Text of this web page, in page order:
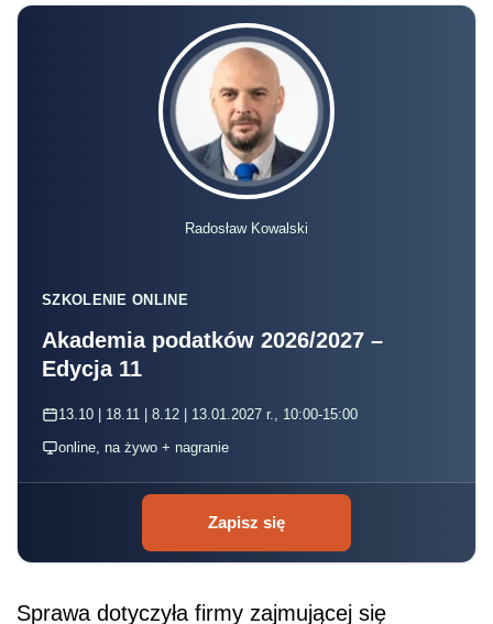
Radosław Kowalski
SZKOLENIE ONLINE
Akademia podatków 2026/2027 –
Edycja 11
13.10 | 18.11 | 8.12 | 13.01.2027 r., 10:00-15:00
online, na żywo + nagranie
Zapisz się
Sprawa dotyczyła firmy zajmującej się